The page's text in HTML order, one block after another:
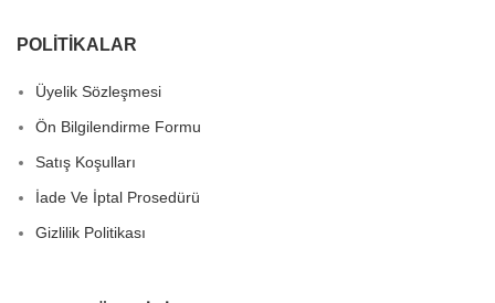
POLITIKALAR
Üyelik Sözleşmesi
Ön Bilgilendirme Formu
Satış Koşulları
İade Ve İptal Prosedürü
Gizlilik Politikası